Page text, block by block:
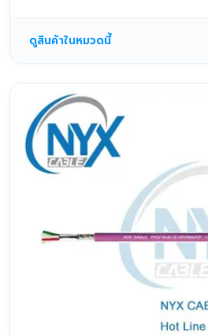
ดูสินค้าในหมวดนี้